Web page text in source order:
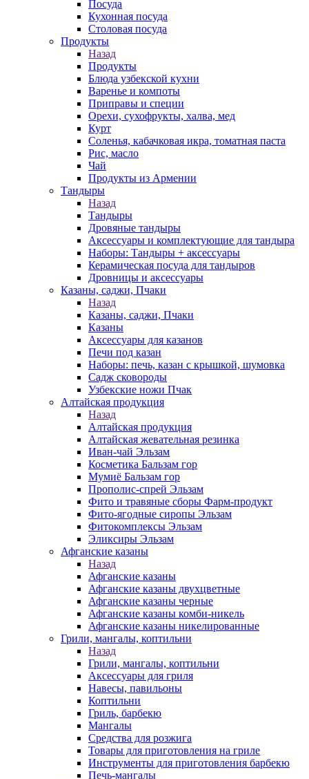
Посуда
Кухонная посуда
Столовая посуда
Продукты
Назад
Продукты
Блюда узбекской кухни
Варенье и компоты
Приправы и специи
Орехи, сухофрукты, халва, мед
Курт
Соленья, кабачковая икра, томатная паста
Рис, масло
Чай
Продукты из Армении
Тандыры
Назад
Тандыры
Дровяные тандыры
Аксессуары и комплектующие для тандыра
Наборы: Тандыры + аксессуары
Керамическая посуда для тандыров
Дровницы и аксессуары
Казаны, саджи, Пчаки
Назад
Казаны, саджи, Пчаки
Казаны
Аксессуары для казанов
Печи под казан
Наборы: печь, казан с крышкой, шумовка
Садж сковороды
Узбекские ножи Пчак
Алтайская продукция
Назад
Алтайская продукция
Алтайская жевательная резинка
Иван-чай Эльзам
Косметика Бальзам гор
Мумиё Бальзам гор
Прополис-спрей Эльзам
Фито и травяные сборы Фарм-продукт
Фито-ягодные сиропы Эльзам
Фитокомплексы Эльзам
Эликсиры Эльзам
Афганские казаны
Назад
Афганские казаны
Афганские казаны двухцветные
Афганские казаны черные
Афганские казаны комби-никель
Афганские казаны никелированные
Грили, мангалы, коптильни
Назад
Грили, мангалы, коптильни
Аксессуары для гриля
Навесы, павильоны
Коптильни
Гриль, барбекю
Мангалы
Средства для розжига
Товары для приготовления на гриле
Инструменты для приготовления барбекю
Печь-мангалы